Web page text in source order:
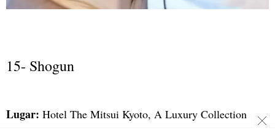
15- Shogun
Lugar: Hotel The Mitsui Kyoto, A Luxury Collection